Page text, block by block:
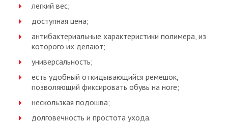
легкий вес;
доступная цена;
антибактериальные характеристики полимера, из
которого их делают;
универсальность;
есть удобный откидывающийся ремешок,
позволяющий фиксировать обувь на ноге;
нескользкая подошва;
долговечность и простота ухода.